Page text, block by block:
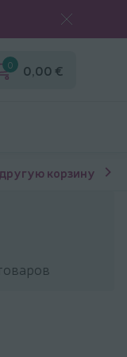
0 0,00 €
корзину